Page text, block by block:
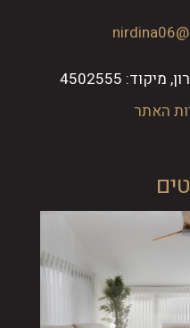
האתר